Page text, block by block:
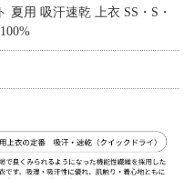
夏用 吸汗速乾 上衣 SS・S・